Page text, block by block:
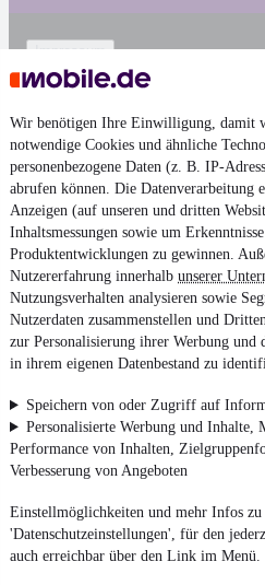
Wir benötigen Ihre Einwilligung, damit
notwendige Cookies und ähnliche
personenbezogene Daten (z. B. IP-
abrufen können. Die Datenverarbeitung
Anzeigen (auf unseren und dritten
Inhaltsmessungen sowie um
Produktentwicklungen zu gewinnen.
Nutzererfahrung innerhalb unserer
Nutzungsverhalten analysieren sowie
Nutzerdaten zusammenstellen und
zur Personalisierung ihrer Werbung
in ihrem eigenen Datenbestand zu
Speichern von oder Zugriff auf
Personalisierte Werbung und Inhalte,
Performance von Inhalten,
Verbesserung von Angeboten
Einstellmöglichkeiten und mehr Infos
'Datenschutzeinstellungen', für den
auch erreichbar über den Link im Menü.
Impressum
AGB
Vertrag widerrufen
Datenschutz
Datenschutzeinstellungen
Erklärung zur Barrierefreiheit
Report Security Vulnerability
Powered by
Ob Neuwagen,Gebrauchtwagen